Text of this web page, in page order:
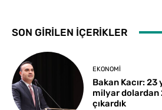
SON GİRİLEN İÇERİKLER
EKONOMI
Bakan Kacır: 23
milyar dolardan
çıkardık